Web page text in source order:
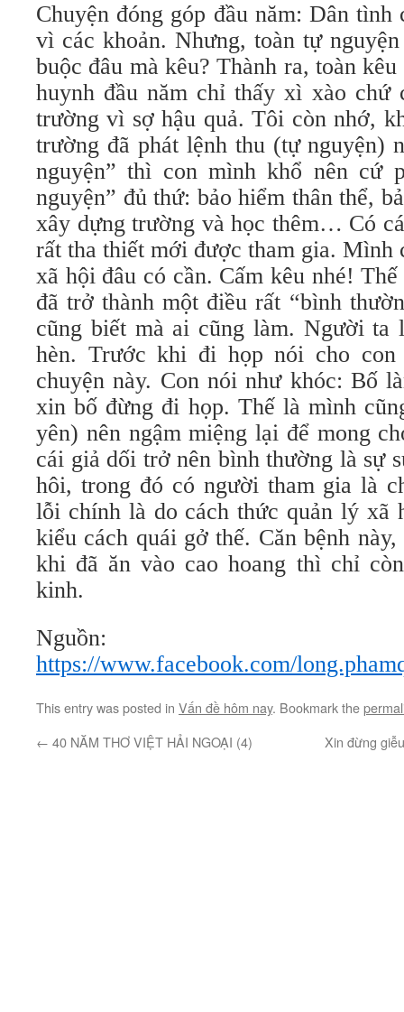
Chuyện đóng góp đầu năm: Dân
vì các khoản. Nhưng, toàn tự
buộc đâu mà kêu? Thành ra, toàn
huynh đầu năm chỉ thấy xì xào chứ
trường vì sợ hậu quả. Tôi còn nhớ,
trường đã phát lệnh thu (tự nguyện)
nguyện” thì con mình khổ nên cứ
nguyện” đủ thứ: bảo hiểm thân thể,
xây dựng trường và học thêm… Có
rất tha thiết mới được tham gia. Mình
xã hội đâu có cần. Cấm kêu nhé!
đã trở thành một điều rất “bình
cũng biết mà ai cũng làm. Người
hèn. Trước khi đi họp nói cho
chuyện này. Con nói như khóc: Bố
xin bố đừng đi họp. Thế là mình
yên) nên ngậm miệng lại để mong
cái giả dối trở nên bình thường là sự
hôi, trong đó có người tham gia là
lỗi chính là do cách thức quản lý xã
kiểu cách quái gở thế. Căn bệnh
khi đã ăn vào cao hoang thì chỉ
kinh.
Nguồn:
https://www.facebook.com/
This entry was posted in Vấn đề hôm nay. Bookmark the
← 40 NĂM THƠ VIỆT HẢI NGOẠI (4) Xin đừng